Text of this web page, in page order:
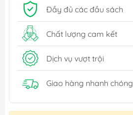
Đầy đủ các đầu sách
Chất lượng cam kết
Dịch vụ vượt trội
Giao hàng nhanh chóng